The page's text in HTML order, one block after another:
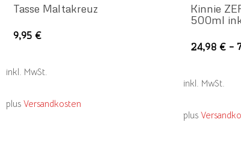
Tasse Maltakreuz
9,95€
inkl. MwSt.
plusVersandkosten
Kinnie
500ml
24,98€–
inkl. MwSt.
plus